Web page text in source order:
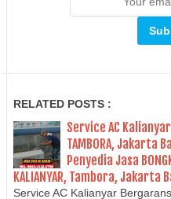
RELATED POSTS :
Service AC
TAMBORA, Jakarta
Penyedia Jasa
KALIANYAR, Tambora, Jakarta
Service AC Kalianyar